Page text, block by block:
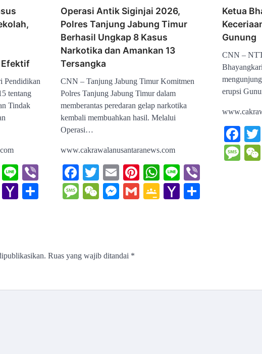
Efektif
Pendidikan
tentang
Tindak
WhatsApp
Line Viber
GoogleYahooShare
Operasi Antik Siginjai 2026,
Polres Tanjung Jabung Timur
Berhasil Ungkap 8 Kasus
Narkotika dan Amankan 13
Tersangka
CNN – Tanjung Jabung Timur Komitmen
Polres Tanjung Jabung Timur dalam
memberantas peredaran gelap narkotika
kembali membuahkan hasil. Melalui
Operasi…
www.cakrawalanusantaranews.com
Facebook
Twitter
EmailPinterest
WhatsApp
Line
Message
WeChat
Messenger
GmailGoogleYahoo
Ketua
Gunung
CNN –
erupsi
Ruas yang wajib ditandai *